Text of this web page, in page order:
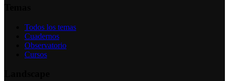
Todos los temas
Cuadernos
Observatorio
Cursos